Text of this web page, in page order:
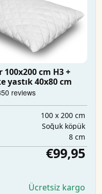
cm H3 +
yastık 40x80 cm
100 x 200 cm
Soğuk köpük
8 cm
€99,95
Ücretsiz kargo